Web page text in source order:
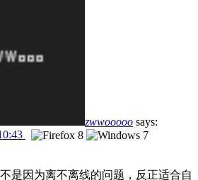
zwwooooo says:
是因为离不离线的问题，反正适合自